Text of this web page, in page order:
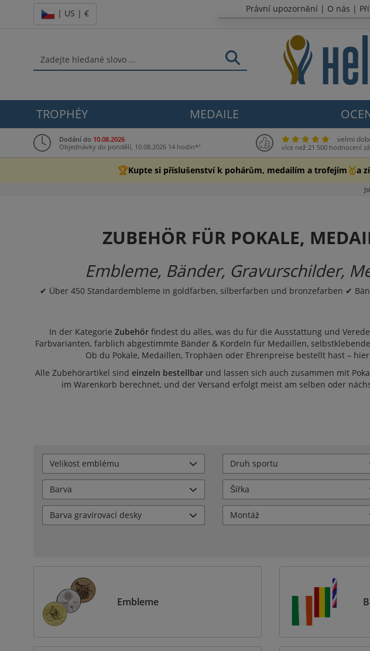
| US | € Právní upozornění | O nás |
TROPHÉY MEDAILE
Dodání do 10.08.2026
Objednávky do pondělí, 10.08.2026 14 hodin*¹
velmi
více než 21 500 hodnocení
🏆Kupte si příslušenství k pohárům, medailím a trofejím 🥇a
ZUBEHÖR FÜR POKALE,
Embleme, Bänder, Gravurschilder,
✔ Über 450 Standardembleme in goldfarben, silberfarben und bronzefarben ✔
In der Kategorie Zubehör findest du alles, was du für die Ausstattung und
Farbvarianten, farblich abgestimmte Bänder & Kordeln für Medaillen, selbstklebende
Ob du Pokale, Medaillen, Trophäen oder Ehrenpreise bestellt hast –
Alle Zubehörartikel sind einzeln bestellbar und lassen sich auch zusammen mit
im Warenkorb berechnet, und der Versand erfolgt meist am selben oder
Velikost emblému Druh sportu
Barva Šířka
Barva gravírovací desky Montáž
Embleme